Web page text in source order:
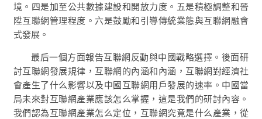
境。四是加至公共數據建設和開放力度。五是積極調整和晉
陞互聯網管理程度。六是鼓勵和引導傳統業態與互聯網融會
式發展。
最后一個方面報告互聯網反動與中國戰略選擇。後面研
討互聯網發展規律，互聯網的內涵和內涵，互聯網對經濟社
會產生了什么影響以及中國互聯網用戶發展的速率。中國當
局未來對互聯網產業應該怎么掌握，這是我們的研討內容。
我們認為互聯網產業怎么定位，互聯網究竟是什么產業，從